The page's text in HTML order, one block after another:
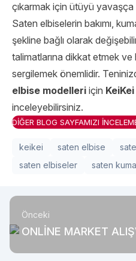
çıkarmak için ütüyü
Saten elbiselerin bakımı,
şekline bağlı olarak
talimatlarına dikkat etmek ve
sergilemek önemlidir.
elbise modelleri için KeiKei
inceleyebilirsiniz.
DİĞER BLOG SAYFAMIZI
keikei saten elbise
saten elbiseler
saten
Önceki
ONLİNE MARKET